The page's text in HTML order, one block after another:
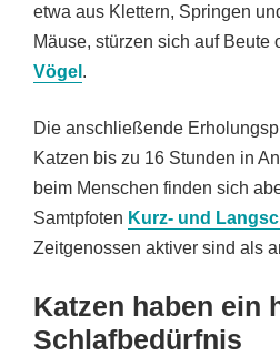
etwa aus Klettern, Springen
Mäuse, stürzen sich auf Beute
Vögel .
Die anschließende
Katzen bis zu 16 Stunden in
beim Menschen finden sich
Samtpfoten Kurz- und
Zeitgenossen aktiver sind als
Katzen haben ein
Schlafbedürfnis